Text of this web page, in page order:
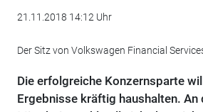
21.11.2018 14:12 Uhr
Der Sitz von Volkswagen Financial
Die erfolgreiche Konzernsparte
Ergebnisse kräftig haushalten. An